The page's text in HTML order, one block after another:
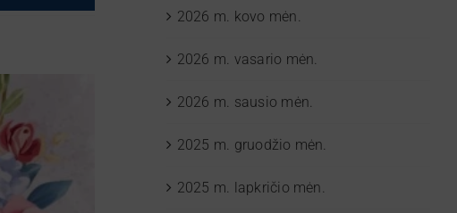
2026 m. kovo mėn.
2026 m. vasario mėn.
2026 m. sausio mėn.
2025 m. gruodžio mėn.
2025 m. lapkričio mėn.